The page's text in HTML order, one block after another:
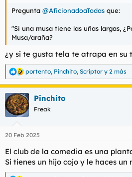
Pregunta @AficionadoaTodas que:
"Si una musa tiene las uñas largas,
Musa/araña?
¿y si te gusta tela te atrapa en su
R
e
a
c
c
i
e
:
portento, Pinchito, Scriptor y 2 más
Pinchito
Freak
20 Feb 2025
El club de la comedia es una
Si tienes un hijo cojo y le haces un